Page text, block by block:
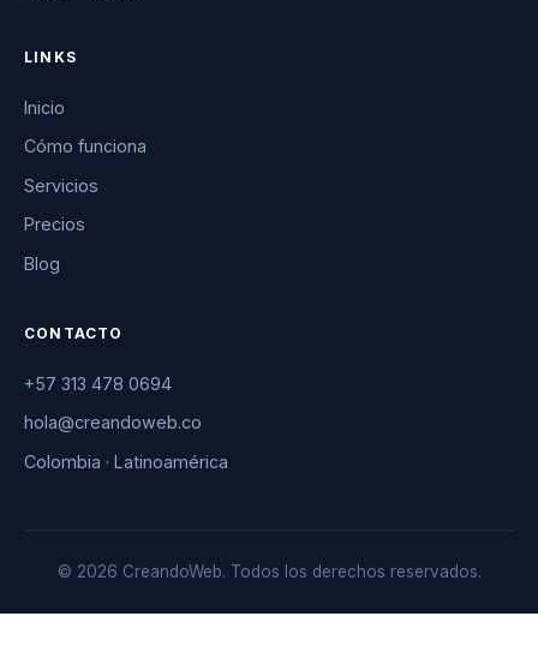
LINKS
Inicio
Cómo funciona
Servicios
Precios
Blog
CONTACTO
+57 313 478 0694
hola@creandoweb.co
Colombia · Latinoamérica
© 2026 CreandoWeb. Todos los derechos reservados.